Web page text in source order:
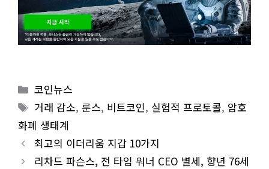
Categories
코인뉴스
Tags
거래 감소,룬스, 비트코인, 실험적 프로토콜, 암호
화폐 생태계
최고의 이더리움 지갑 10가지
리차드 파슨스, 전 타임 워너 CEO 별세, 향년 76세